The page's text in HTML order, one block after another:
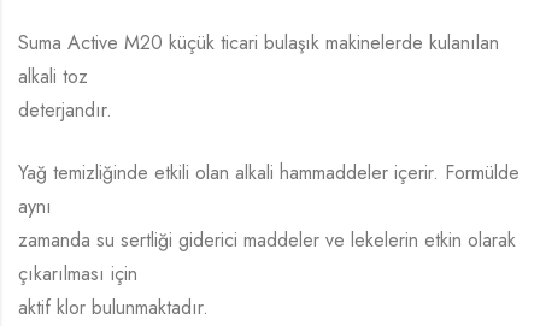
Suma Active M20 küçük ticari bulaşık makinelerde kulanılan
alkali toz
deterjandır.
Yağ temizliğinde etkili olan alkali hammaddeler içerir. Formülde
aynı
zamanda su sertliği giderici maddeler ve lekelerin etkin olarak
çıkarılması için
aktif klor bulunmaktadır.